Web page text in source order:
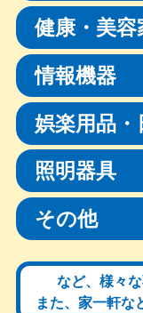
健康・美容
情報機器
娯楽用品・
照明器具
その他
など、様々
また、家一軒な